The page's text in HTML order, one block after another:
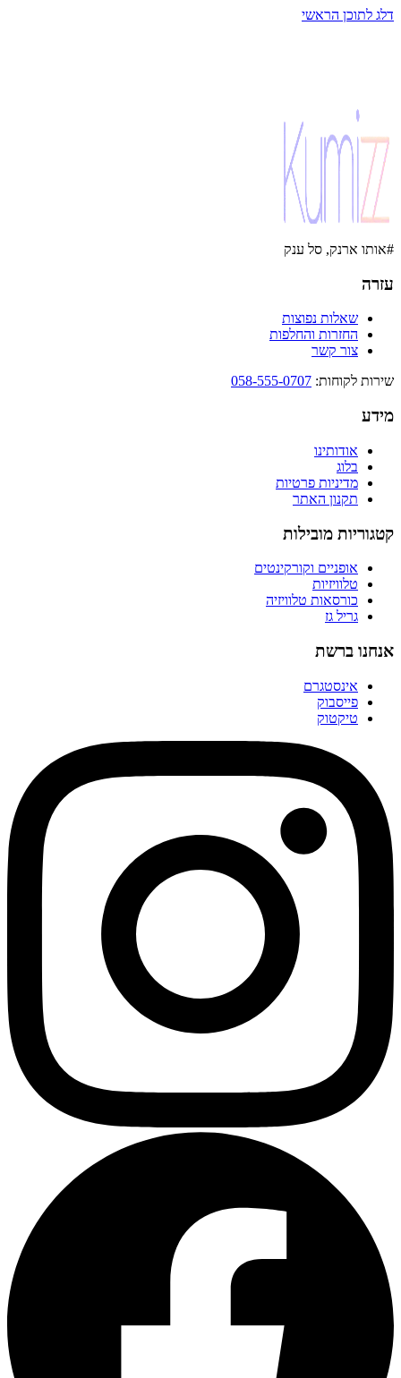
דלג לתוכן הראשי
#אותו ארנק, סל ענק
עזרה
שאלות נפוצות
החזרות והחלפות
צור קשר
שירות לקוחות:
058-555-0707
מידע
אודותינו
בלוג
מדיניות פרטיות
תקנון האתר
קטגוריות מובילות
אופניים וקורקינטים
טלוויזיות
כורסאות טלוויזיה
גריל גז
אנחנו ברשת
אינסטגרם
פייסבוק
טיקטוק